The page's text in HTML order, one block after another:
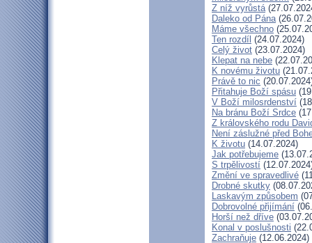
Z níž vyrůstá
Daleko od Pána
Máme všechno
Ten rozdíl (24.07.2024)
Celý život (23.07.2024)
Klepat na nebe
K novému životu
Právě to nic
Přitahuje Boží spásu
V Boží milosrdenství
Na bránu Boží Srdce
Z královského rodu
Není záslužné před
K životu (14.07.2024)
Jak potřebujeme
S trpělivostí
Změní ve spravedlivé
Drobné skutky
Laskavým způsobem
Dobrovolné přijímání
Horší než dříve
Konal v poslušnosti
Zachraňuje (12.06.2024)